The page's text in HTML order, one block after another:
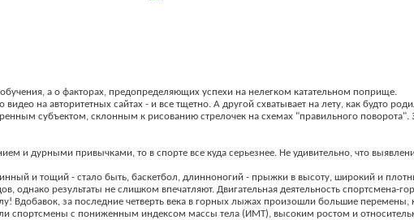
а о факторах, предопределяющих успехи на нелегком катательном поприще.
на авторитетных сайтах - и все тщетно. А другой схватывает на лету, как будто
субъектом, склонным к рисованию стрелочек на схемах "правильного
и дурными привычками, то в спорте все куда серьезнее. Не удивительно, что
и тощий - стало быть, баскетбол, длинноногий - прыжки в высоту, широкий и
однако результаты не слишком впечатляют. Двигательная деятельность спортсмена-
Вдобавок, за последние четверть века в горных лыжах произошли большие перемены,
спортсмены с пониженным индексом массы тела (ИМТ), высоким ростом и